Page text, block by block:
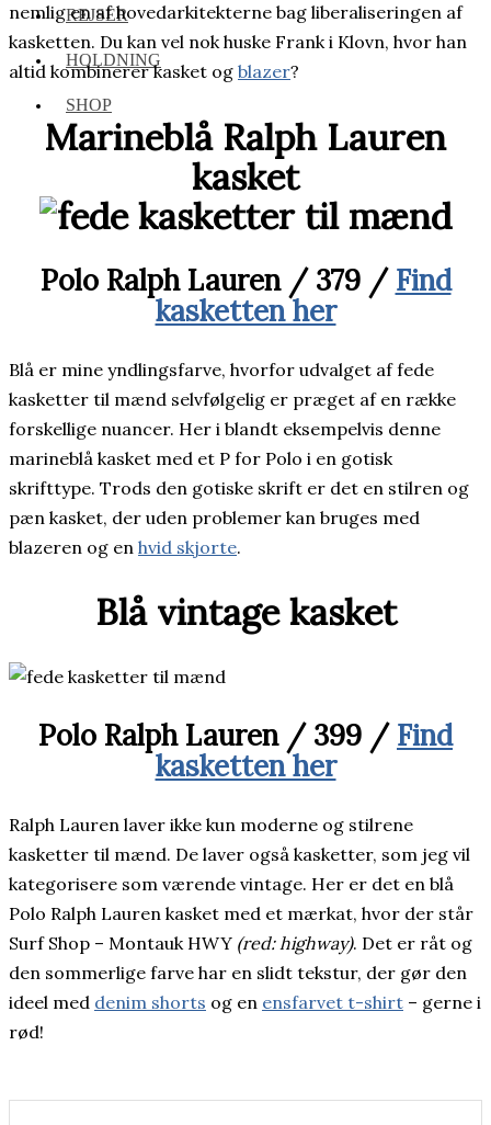
REJSER
HOLDNING
SHOP
nemlig en af hovedarkitekterne bag liberaliseringen af
kasketten. Du kan vel nok huske Frank i Klovn, hvor han
altid kombinerer kasket og blazer?
Marineblå Ralph Lauren
kasket
Polo Ralph Lauren / 379 / Find
kasketten her
Blå er mine yndlingsfarve, hvorfor udvalget af fede
kasketter til mænd selvfølgelig er præget af en række
forskellige nuancer. Her i blandt eksempelvis denne
marineblå kasket med et P for Polo i en gotisk
skrifttype. Trods den gotiske skrift er det en stilren og
pæn kasket, der uden problemer kan bruges med
blazeren og en hvid skjorte.
Blå vintage kasket
Polo Ralph Lauren / 399 / Find
kasketten her
Ralph Lauren laver ikke kun moderne og stilrene
kasketter til mænd. De laver også kasketter, som jeg vil
kategorisere som værende vintage. Her er det en blå
Polo Ralph Lauren kasket med et mærkat, hvor der står
Surf Shop – Montauk HWY (red: highway). Det er råt og
den sommerlige farve har en slidt tekstur, der gør den
ideel med denim shorts og en ensfarvet t-shirt – gerne i
rød!